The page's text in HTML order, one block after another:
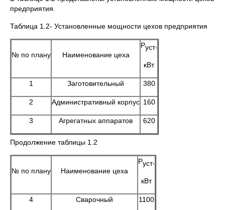
предприятия.
Таблица 1.2- Установленные мощности цехов предприятия
№ по плану Наименование цеха
Руст,
кВт
1 Заготовительный 380
2 Административный корпус 160
3 Агрегатных аппаратов 620
Продолжение таблицы 1.2
№ по плану Наименование цеха
Руст,
кВт
4 Сварочный 1100